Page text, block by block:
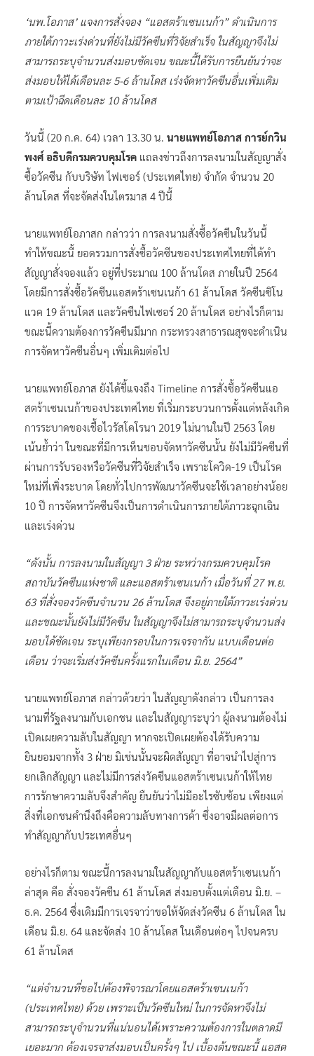
‘นพ.โอภาส’ แจงการสั่งจอง “แอสตร้าเซนเนก้า” ดำเนินการ
ภายใต้ภาวะเร่งด่วนที่ยังไม่มีวัคซีนที่วิจัยสำเร็จ ในสัญญาจึงไม่
สามารถระบุจำนวนส่งมอบชัดเจน ขณะนี้ได้รับการยืนยันว่าจะ
ส่งมอบให้ได้เดือนละ 5-6 ล้านโดส เร่งจัดหาวัคซีนอื่นเพิ่มเติม
ตามเป้าฉีดเดือนละ 10 ล้านโดส
วันนี้ (20 ก.ค. 64) เวลา 13.30 น. นายแพทย์โอภาส การย์กวิน
พงศ์ อธิบดีกรมควบคุมโรค แถลงข่าวถึงการลงนามในสัญญาสั่ง
ซื้อวัคซีน กับบริษัท ไฟเซอร์ (ประเทศไทย) จำกัด จำนวน 20
ล้านโดส ที่จะจัดส่งในไตรมาส 4 ปีนี้
นายแพทย์โอภาสก กล่าวว่า การลงนามสั่งซื้อวัคซีนในวันนี้
ทำให้ขณะนี้ ยอดรวมการสั่งซื้อวัคซีนของประเทศไทยที่ได้ทำ
สัญญาสั่งจองแล้ว อยู่ที่ประมาณ 100 ล้านโดส ภายในปี 2564
โดยมีการสั่งซื้อวัคซีนแอสตร้าเซนเนก้า 61 ล้านโดส วัคซีนซิโน
แวค 19 ล้านโดส และวัคซีนไฟเซอร์ 20 ล้านโดส อย่างไรก็ตาม
ขณะนี้ความต้องการวัคซีนมีมาก กระทรวงสาธารณสุขจะดำเนิน
การจัดหาวัคซีนอื่นๆ เพิ่มเติมต่อไป
นายแพทย์โอภาส ยังได้ชี้แจงถึง Timeline การสั่งซื้อวัคซีนแอ
สตร้าเซนเนก้าของประเทศไทย ที่เริ่มกระบวนการตั้งแต่หลังเกิด
การระบาดของเชื้อไวรัสโคโรนา 2019 ไม่นานในปี 2563 โดย
เน้นย้ำว่า ในขณะที่มีการเห็นชอบจัดหาวัคซีนนั้น ยังไม่มีวัคซีนที่
ผ่านการรับรองหรือวัคซีนที่วิจัยสำเร็จ เพราะโควิด-19 เป็นโรค
ใหม่ที่เพิ่งระบาด โดยทั่วไปการพัฒนาวัคซีนจะใช้เวลาอย่างน้อย
10 ปี การจัดหาวัคซีนจึงเป็นการดำเนินการภายใต้ภาวะฉุกเฉิน
และเร่งด่วน
“ดังนั้น การลงนามในสัญญา 3 ฝ่าย ระหว่างกรมควบคุมโรค
สถาบันวัคซีนแห่งชาติ และแอสตร้าเซนเนก้า เมื่อวันที่ 27 พ.ย.
63 ที่สั่งจองวัคซีนจำนวน 26 ล้านโดส จึงอยู่ภายใต้ภาวะเร่งด่วน
และขณะนั้นยังไม่มีวัคซีน ในสัญญาจึงไม่สามารถระบุจำนวนส่ง
มอบได้ชัดเจน ระบุเพียงกรอบในการเจรจากัน แบบเดือนต่อ
เดือน ว่าจะเริ่มส่งวัคซีนครั้งแรกในเดือน มิ.ย. 2564”
นายแพทย์โอภาส กล่าวด้วยว่า ในสัญญาดังกล่าว เป็นการลง
นามที่รัฐลงนามกับเอกชน และในสัญญาระบุว่า ผู้ลงนามต้องไม่
เปิดเผยความลับในสัญญา หากจะเปิดเผยต้องได้รับความ
ยินยอมจากทั้ง 3 ฝ่าย มิเช่นนั้นจะผิดสัญญา ที่อาจนำไปสู่การ
ยกเลิกสัญญา และไม่มีการส่งวัคซีนแอสตร้าเซนเนก้าให้ไทย
การรักษาความลับจึงสำคัญ ยืนยันว่าไม่มีอะไรซับซ้อน เพียงแต่
สิ่งที่เอกชนคำนึงถึงคือความลับทางการค้า ซึ่งอาจมีผลต่อการ
ทำสัญญากับประเทศอื่นๆ
อย่างไรก็ตาม ขณะนี้การลงนามในสัญญากับแอสตร้าเซนเนก้า
ล่าสุด คือ สั่งจองวัคซีน 61 ล้านโดส ส่งมอบตั้งแต่เดือน มิ.ย. –
ธ.ค. 2564 ซึ่งเดิมมีการเจรจาว่าขอให้จัดส่งวัคซีน 6 ล้านโดส ใน
เดือน มิ.ย. 64 และจัดส่ง 10 ล้านโดส ในเดือนต่อๆ ไปจนครบ
61 ล้านโดส
“แต่จำนวนที่ขอไปต้องพิจารณาโดยแอสตร้าเซนเนก้า
(ประเทศไทย) ด้วย เพราะเป็นวัคซีนใหม่ ในการจัดหาจึงไม่
สามารถระบุจำนวนที่แน่นอนได้เพราะความต้องการในตลาดมี
เยอะมาก ต้องเจรจาส่งมอบเป็นครั้งๆ ไป เบื้องต้นขณะนี้ แอสต